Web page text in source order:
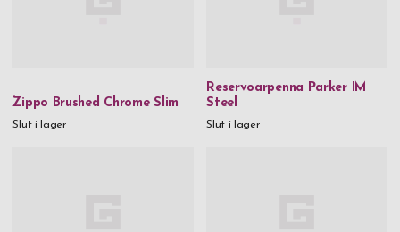
Zippo Brushed Chrome Slim
Slut i lager
Reservoarpenna Parker IM
Steel
Slut i lager